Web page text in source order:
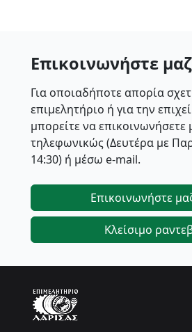
Επικοινωνήστε
Για οποιαδήποτε απορία
επιμελητήριο ή για την
μπορείτε να επικοινωνήσετε
τηλεφωνικώς (Δευτέρα με
14:30) ή μέσω e-mail.
Επικοινωνήστε
Κλείσιμο